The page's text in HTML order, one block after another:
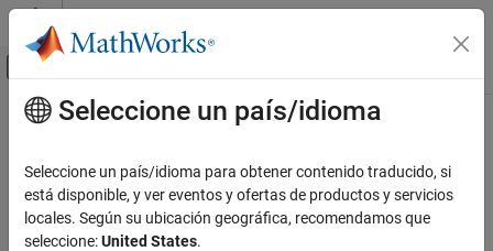
Saltar al contenido
Mostrar/ocultar menú de navegación
Inicio de Documentación
Contenido principal
How useful was this information?
Seleccione un país/idioma
Seleccione un país/idioma para obtener contenido traducido, si
está disponible, y ver eventos y ofertas de productos y servicios
locales. Según su ubicación geográfica, recomendamos que
seleccione:United States.